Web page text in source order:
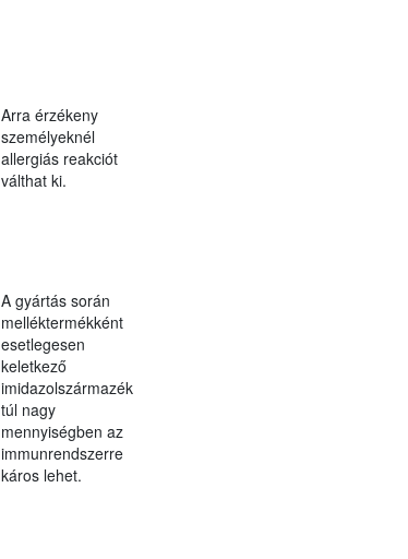
Arra érzékeny
személyeknél
allergiás reakciót
válthat ki.
A gyártás során
melléktermékként
esetlegesen
keletkező
imidazolszármazék
túl nagy
mennyiségben az
immunrendszerre
káros lehet.